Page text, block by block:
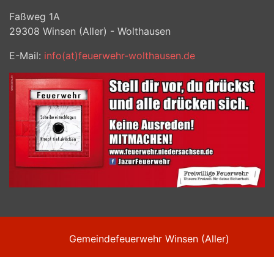
Faßweg 1A
29308 Winsen (Aller) - Wolthausen
E-Mail: info(at)feuerwehr-wolthausen.de
Gemeindefeuerwehr Winsen (Aller)